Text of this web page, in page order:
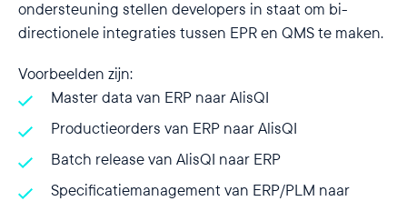
ondersteuning stellen developers in staat om bi-
directionele integraties tussen EPR en QMS te maken.
Voorbeelden zijn:
Master data van ERP naar AlisQI
Productieorders van ERP naar AlisQI
Batch release van AlisQI naar ERP
Specificatiemanagement van ERP/PLM naar